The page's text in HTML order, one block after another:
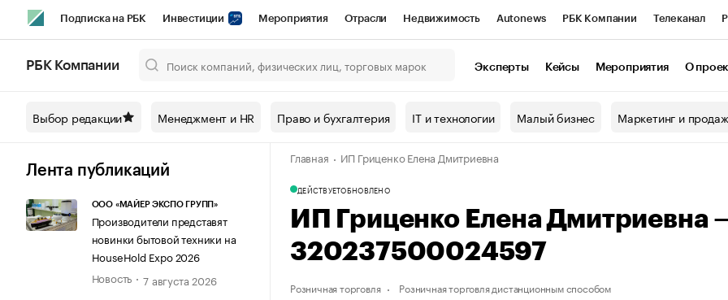
Подписка на РБК Инвестиции Мероприятия Отрасли Недвижимость Autonews РБК Компании Телеканал
Спецпроекты СПб Конференции СПб Спецпроекты Проверка контрагентов
Технологии и медиа Рынок наличной валюты
РБК Компании Эксперты Кейсы Мероприятия О
Выбор редакции Менеджмент и HR Право и бухгалтерия IT и технологии Малый бизнес Маркетинг и
Лента публикаций
ООО «МАЙЕР ЭКСПО ГРУПП»
Производители представят
новинки бытовой техники на
HouseHold Expo 2026
Новость
7 августа 2026
Главная ИП Гриценко Елена Дмитриевна
ДЕЙСТВУЕТОБНОВЛЕНО
ИП Гриценко Елена
320237500024597
Розничная торговля Розничная торговля дистанционным способом